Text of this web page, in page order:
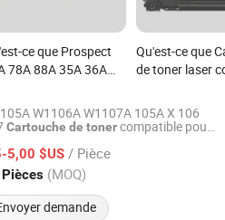
ce que Prospect
78A 88A 35A 36A
105A 106A 107A
de toner laser
HP
Qu'est-ce que
de toner laser
85A 78A 88A
12A 79A 48A
W1106A W1107A 105A X 106
Cartouche de tonercompatible pour
Cartouche detoner
5,00 $US / Pièce
(MOQ)
demande
Technology Co., Ltd.
Depuis 2024